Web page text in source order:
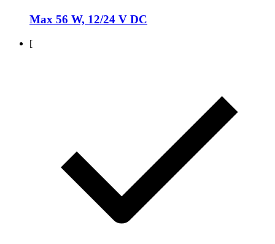
Max 56 W, 12/24 V DC
[